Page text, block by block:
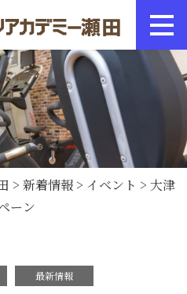
> 新着情報 > イベント > 大津
ーン
最新情報